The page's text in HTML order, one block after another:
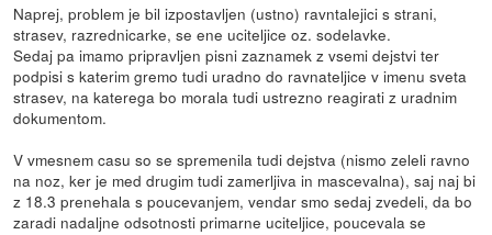
Naprej, problem je bil izpostavljen (ustno) ravntalejici s strani,
strasev, razrednicarke, se ene uciteljice oz. sodelavke.
Sedaj pa imamo pripravljen pisni zaznamek z vsemi dejstvi ter
podpisi s katerim gremo tudi uradno do ravnateljice v imenu sveta
strasev, na katerega bo morala tudi ustrezno reagirati z uradnim
dokumentom.
V vmesnem casu so se spremenila tudi dejstva (nismo zeleli ravno
na noz, ker je med drugim tudi zamerljiva in mascevalna), saj naj bi
z 18.3 prenehala s poucevanjem, vendar smo sedaj zvedeli, da bo
zaradi nadaljne odsotnosti primarne uciteljice, poucevala se